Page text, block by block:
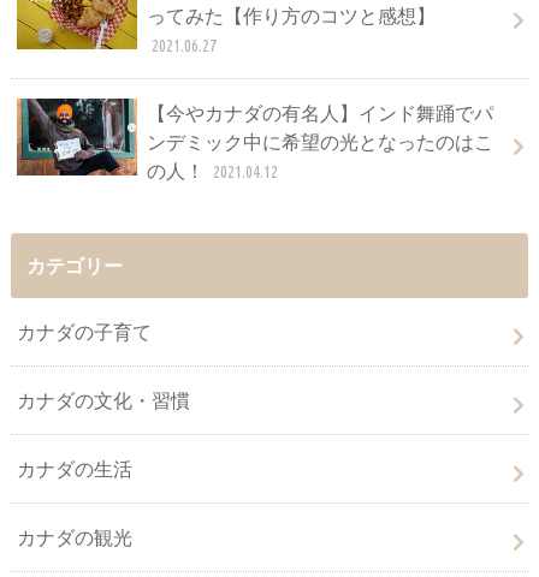
ってみた【作り方のコツと感想】
2021.06.27
【今やカナダの有名人】インド舞踊でパ
ンデミック中に希望の光となったのはこ
の人！
2021.04.12
カテゴリー
カナダの子育て
カナダの文化・習慣
カナダの生活
カナダの観光